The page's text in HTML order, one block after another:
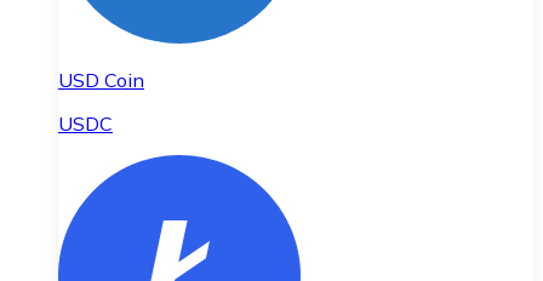
USD Coin
USDC